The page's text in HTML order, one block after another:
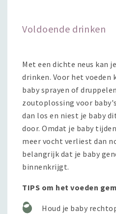
Voldoende drinken
Met een dichte neus kan
drinken. Voor het voeden
baby sprayen of
zoutoplossing voor
dan los en niest je baby
door. Omdat je baby
meer vocht verliest dan
belangrijk dat je baby
binnenkrijgt.
TIPS om het voeden
Houd je baby